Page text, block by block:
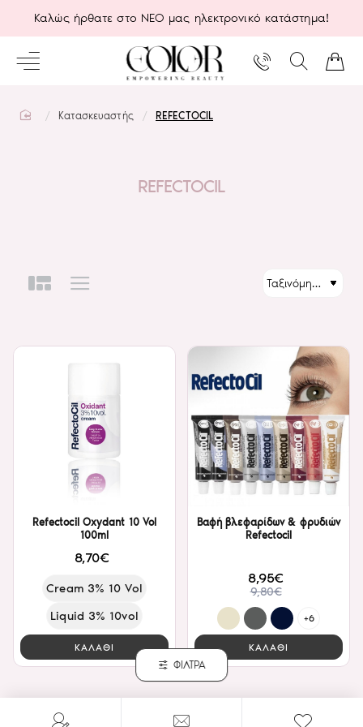
Καλώς ήρθατε στο ΝΕΟ μας ηλεκτρονικό κατάστημα!
homeΚατασκευαστής REFECTOCIL
REFECTOCIL
Refectocil Oxydant 10 Vol
100ml
8,70€
Cream 3% 10 Vol
Liquid 3% 10vol
ΚΑΛΑΘΙ
Βαφή βλεφαρίδων & φρυδιών
Refectocil
8,95€
9,80€
+6
ΚΑΛΑΘΙ
ΦΙΛΤΡΑ